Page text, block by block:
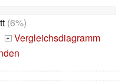
(6%)
+ Vergleichsdiagramm